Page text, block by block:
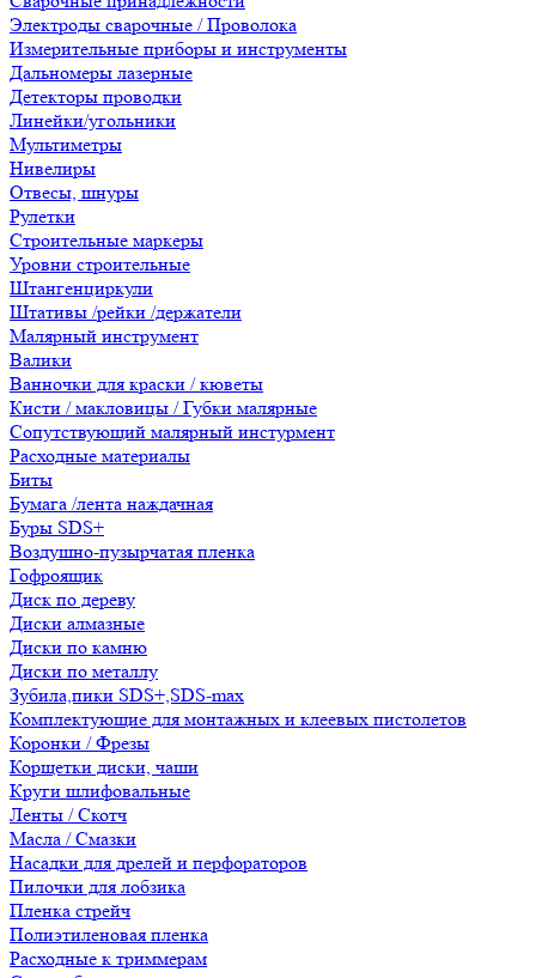
Электроды сварочные / Проволока
Измерительные приборы и инструменты
Дальномеры лазерные
Детекторы проводки
Линейки/угольники
Мультиметры
Нивелиры
Отвесы, шнуры
Рулетки
Строительные маркеры
Уровни строительные
Штангенциркули
Штативы /рейки /держатели
Малярный инструмент
Валики
Ванночки для краски / кюветы
Кисти / макловицы / Губки малярные
Сопутствующий малярный инстурмент
Расходные материалы
Биты
Бумага /лента наждачная
Буры SDS+
Воздушно-пузырчатая пленка
Гофроящик
Диск по дереву
Диски алмазные
Диски по камню
Диски по металлу
Зубила,пики SDS+,SDS-max
Комплектующие для монтажных и клеевых пистолетов
Коронки / Фрезы
Корщетки диски, чаши
Круги шлифовальные
Ленты / Скотч
Масла / Смазки
Насадки для дрелей и перфораторов
Пилочки для лобзика
Пленка стрейч
Полиэтиленовая пленка
Расходные к триммерам